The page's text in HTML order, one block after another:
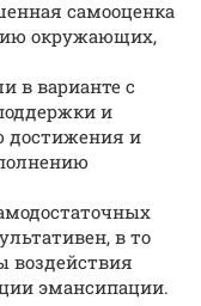
самооценка
окружающих,
в варианте с
и
достижения и
в то
воздействия
эмансипации.